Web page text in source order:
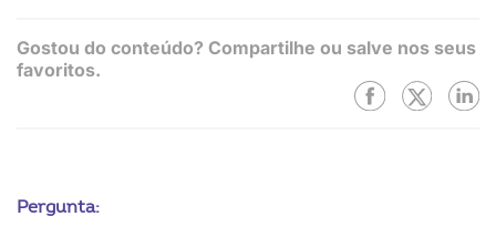
Gostou do conteúdo? Compartilhe ou salve nos seus
favoritos.
Pergunta: